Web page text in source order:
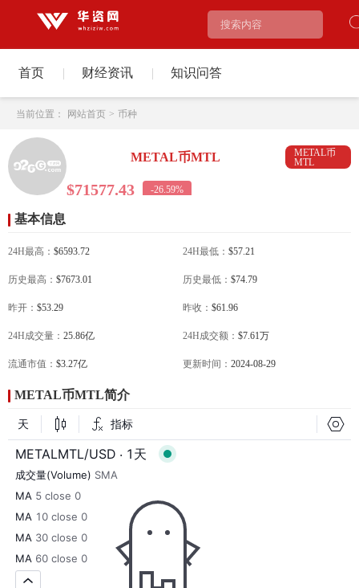
首页 | 财经资讯 | 知识问答
当前位置： 网站首页 > 币种
METAL币MTL
METAL币
MTL
$71577.43 -26.59%
基本信息
24H最高： $6593.72 24H最低：$57.21
历史最高： $7673.01 历史最低：$74.79
昨开： $53.29 昨收：$61.96
24H成交量： 25.86亿 24H成交额：$7.61万
流通市值： $3.27亿 更新时间：2024-08-29
METAL币MTL简介